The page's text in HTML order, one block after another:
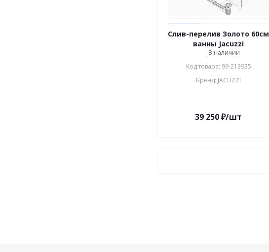
Слив-перелив Золото 60см
ванны Jacuzzi
В наличии
Код товара: 99-213935
Бренд: JACUZZI
39 250₽/шт